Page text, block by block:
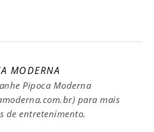
MODERNA
Pipoca Moderna
para mais
de entretenimento.